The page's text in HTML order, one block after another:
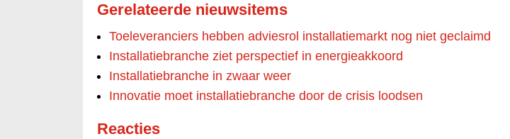
Gerelateerde nieuwsitems
Toeleveranciers hebben adviesrol installatiemarkt nog niet geclaimd
Installatiebranche ziet perspectief in energieakkoord
Installatiebranche in zwaar weer
Innovatie moet installatiebranche door de crisis loodsen
Reacties